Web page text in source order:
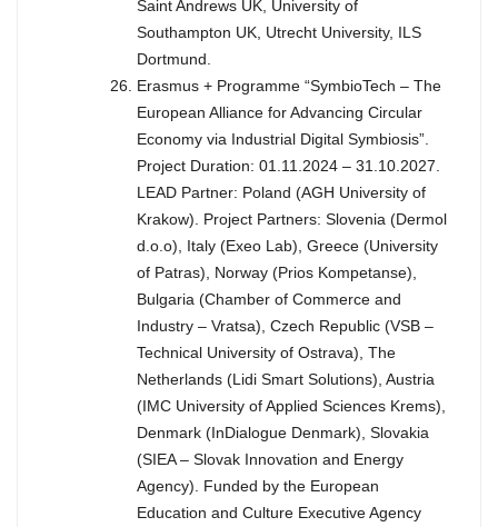
Saint Andrews UK, University of
Southampton UK, Utrecht University, ILS
Dortmund.
Erasmus + Programme “SymbioTech – The
European Alliance for Advancing Circular
Economy via Industrial Digital Symbiosis”.
Project Duration: 01.11.2024 – 31.10.2027.
LEAD Partner: Poland (AGH University of
Krakow). Project Partners: Slovenia (Dermol
d.o.o), Italy (Exeo Lab), Greece (University
of Patras), Norway (Prios Kompetanse),
Bulgaria (Chamber of Commerce and
Industry – Vratsa), Czech Republic (VSB –
Technical University of Ostrava), The
Netherlands (Lidi Smart Solutions), Austria
(IMC University of Applied Sciences Krems),
Denmark (InDialogue Denmark), Slovakia
(SIEA – Slovak Innovation and Energy
Agency). Funded by the European
Education and Culture Executive Agency